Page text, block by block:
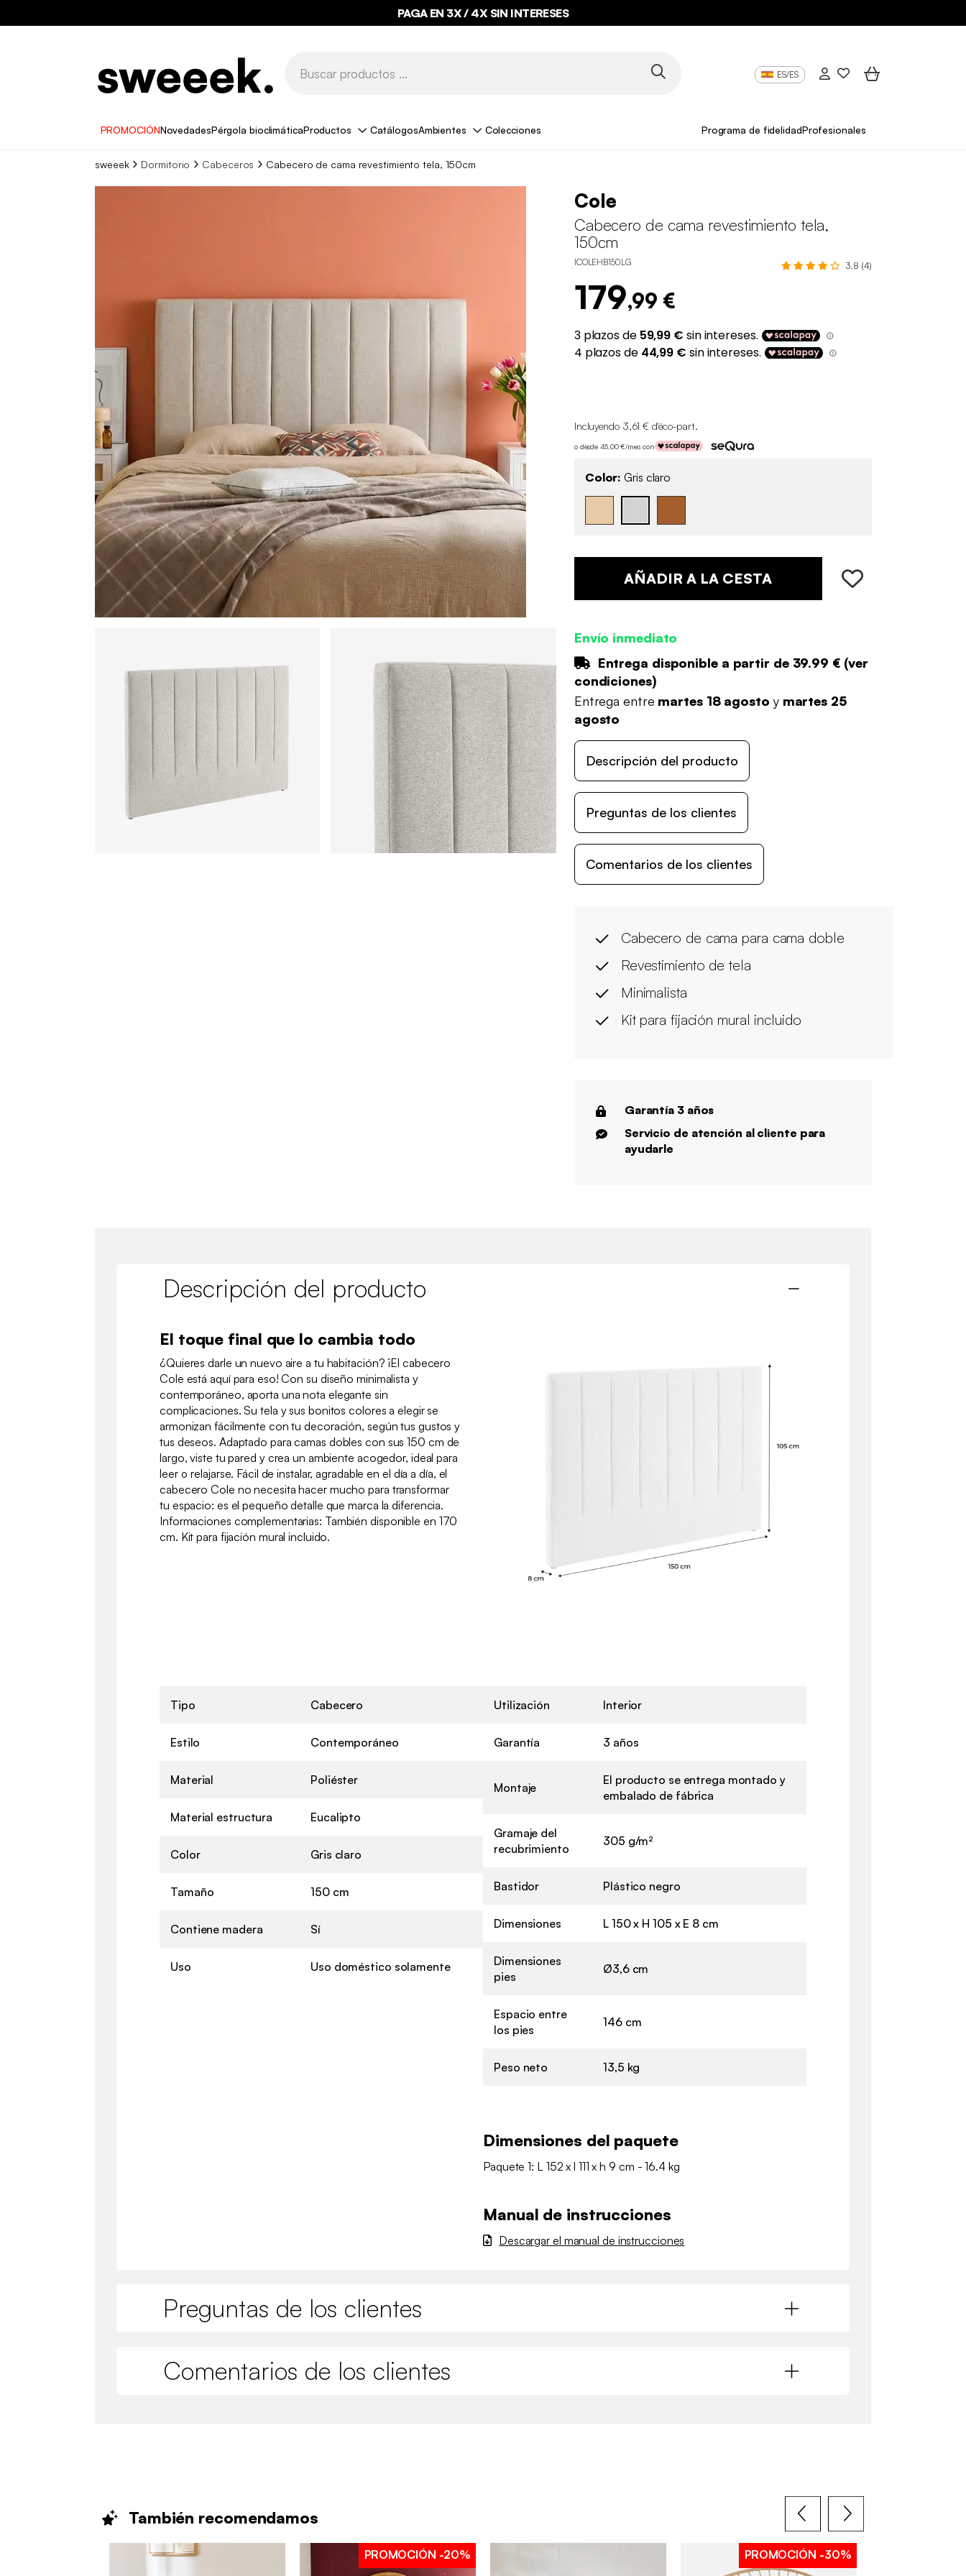
PAGA EN 3X / 4X SIN INTERESES
ES/ES
PROMOCIÓNNovedadesPérgola bioclimáticaProductos CatálogosAmbientes Colecciones Programa de fidelidadProfesionales
sweeek Dormitorio Cabeceros Cabecero de cama revestimiento tela, 150cm
Cole
Cabecero de cama revestimiento tela,
150cm
ICOLEHB150LG 3.8 (4)
179,99 €
Incluyendo 3,61 € d'éco-part.
o desde 45,00 €/mes con
Color: Gris claro
AÑADIR A LA CESTA
Envío inmediato
Entrega disponible a partir de 39.99 €(ver
condiciones)
Entrega entre martes 18 agosto y martes 25
agosto
Descripción del producto
Preguntas de los clientes
Comentarios de los clientes
Cabecero de cama para cama doble
Revestimiento de tela
Minimalista
Kit para fijación mural incluido
Garantía 3 años
Servicio de atención al cliente para
ayudarle
Descripción del producto
El toque final que lo cambia todo
¿Quieres darle un nuevo aire a tu habitación? ¡El cabecero
Cole está aquí para eso! Con su diseño minimalista y
contemporáneo, aporta una nota elegante sin
complicaciones. Su tela y sus bonitos colores a elegir se
armonizan fácilmente con tu decoración, según tus gustos y
tus deseos. Adaptado para camas dobles con sus 150 cm de
largo, viste tu pared y crea un ambiente acogedor, ideal para
leer o relajarse. Fácil de instalar, agradable en el día a día, el
cabecero Cole no necesita hacer mucho para transformar
tu espacio: es el pequeño detalle que marca la diferencia.
Informaciones complementarias: También disponible en 170
cm. Kit para fijación mural incluido.
Tipo Cabecero
Estilo Contemporáneo
Material Poliéster
Material estructura Eucalipto
Color Gris claro
Tamaño 150 cm
Contiene madera Sí
Uso Uso doméstico solamente
Utilización Interior
Garantía 3 años
Montaje
El producto se entrega montado y
embalado de fábrica
Gramaje del
recubrimiento
305 g/m²
Bastidor Plástico negro
Dimensiones L 150 x H 105 x E 8 cm
Dimensiones
pies
Ø3,6 cm
Espacio entre
los pies
146 cm
Peso neto 13,5 kg
Dimensiones del paquete
Paquete 1: L 152 x l 111 x h 9 cm - 16.4 kg
Manual de instrucciones
Descargar el manual de instrucciones
Preguntas de los clientes
Comentarios de los clientes
También recomendamos
PROMOCIÓN -20% PROMOCIÓN -30%